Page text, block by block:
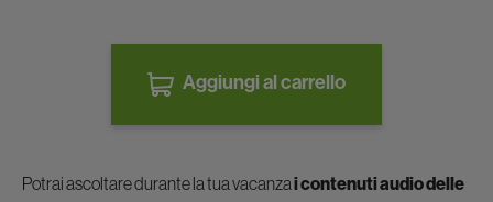
Aggiungi al carrello
Potrai ascoltare durante la tua vacanzai contenuti audio delle